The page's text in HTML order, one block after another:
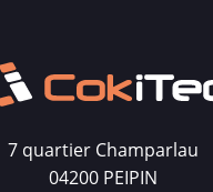
7 quartier Champarlau
04200 PEIPIN